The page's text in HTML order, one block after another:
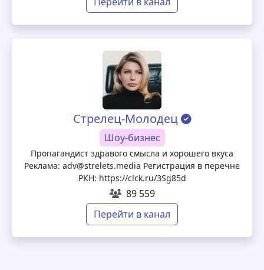
Стрелец-Молодец
Шоу-бизнес
Пропагандист здравого смысла и хорошего вкуса
Реклама: adv@strelets.media Регистрация в перечне
РКН: https://clck.ru/3Sg85d
89 559
Перейти в канал